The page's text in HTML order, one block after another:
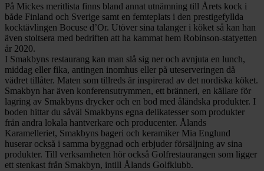
På Mickes meritlista finns bland annat utnämning till Årets kock i
både Finland och Sverige samt en femteplats i den prestigefyllda
kocktävlingen Bocuse d’Or. Utöver sina talanger i köket så kan han
även stoltsera med bedriften att ha kammat hem Robinson-statyetten
år 2020.
I Smakbyns restaurang kan man slå sig ner och avnjuta en lunch,
middag eller fika, antingen inomhus eller på uteserveringen då
vädret tillåter. Maten som tillreds är inspirerad av det nordiska köket.
Smakbyn har även konferensutrymmen, ett bränneri, en källare för
lagring av Smakbyns drycker och en bod med åländska produkter. I
boden hittar du såväl Smakbyns egna delikatesser som produkter
från andra lokala hantverkare och producenter. Ålands
Karamelleriet, Smakbyns bageri och keramiker Mia Englund
huserar också i samma byggnad och erbjuder försäljning av sina
produkter. Till verksamheten hör också Golfrestaurangen som ligger
ett stenkast från Smakbyn, intill Ålands Golfklubb.